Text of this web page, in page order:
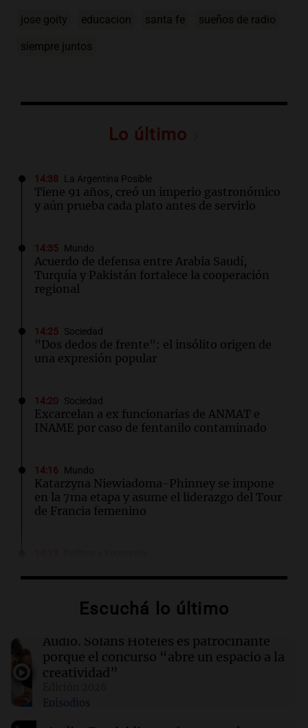
jose goity educacion santa fe sueños de radio
siempre juntos
Lo último
14:38 La Argentina Posible
Tiene 91 años, creó un imperio gastronómico
y aún prueba cada plato antes de servirlo
14:35 Mundo
Acuerdo de defensa entre Arabia Saudí,
Turquía y Pakistán fortalece la cooperación
regional
14:25 Sociedad
"Dos dedos de frente": el insólito origen de
una expresión popular
14:20 Sociedad
Excarcelan a ex funcionarias de ANMAT e
INAME por caso de fentanilo contaminado
14:16 Mundo
Katarzyna Niewiadoma-Phinney se impone
en la 7ma etapa y asume el liderazgo del Tour
de Francia femenino
$2.000 millones
Guillermo López
14:08 Sociedad
Hallaron un cuerpo en el riacho Santa Fe e
investigan si es el kitesurfista desaparecido
14:04 Tecnología
Hackers acceden a datos de clientes de
Escuchá lo último
Audio. Solans Hoteles es patrocinante
porque el concurso “abre un espacio a la
creatividad”
Episodios